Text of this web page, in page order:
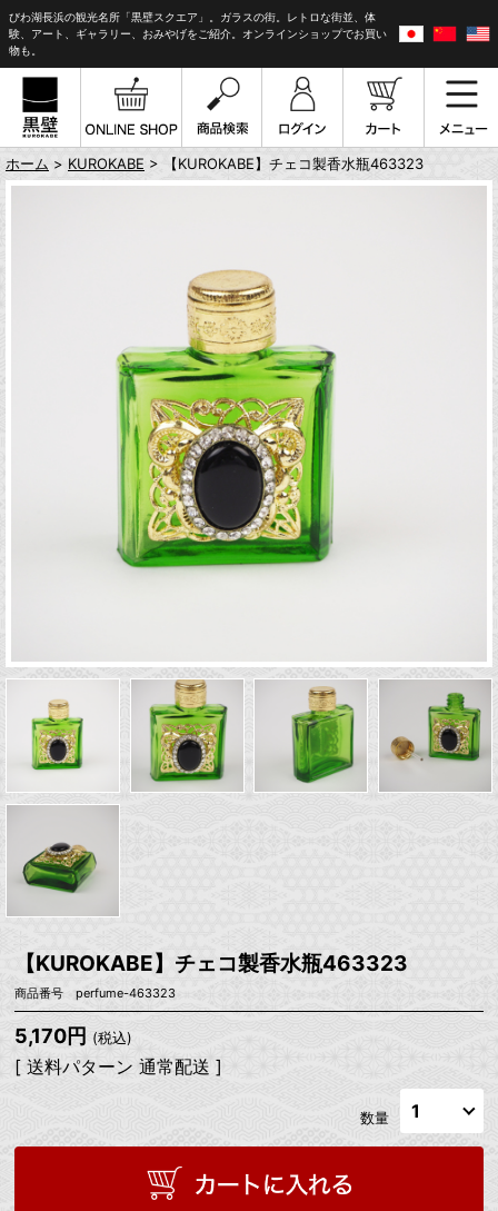
びわ湖長浜の観光名所「黒壁スクエア」。ガラスの街。レトロな街並、体
験、アート、ギャラリー、おみやげをご紹介。オンラインショップでお買い
物も。
ホーム > KUROKABE > 【KUROKABE】チェコ製香水瓶463323
【KUROKABE】チェコ製香水瓶463323
商品番号 perfume-463323
5,170円 (税込)
[ 送料パターン 通常配送 ]
数量